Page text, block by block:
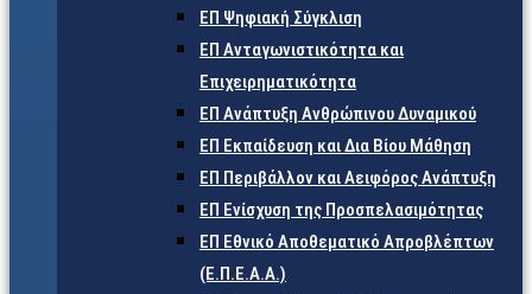
ΕΠ Ψηφιακή Σύγκλιση
ΕΠ Ανταγωνιστικότητα και
Επιχειρηματικότητα
ΕΠ Ανάπτυξη Ανθρώπινου Δυναμικού
ΕΠ Εκπαίδευση και Δια Βίου Μάθηση
ΕΠ Περιβάλλον και Αειφόρος Ανάπτυξη
ΕΠ Ενίσχυση της Προσπελασιμότητας
ΕΠ Εθνικό Αποθεματικό Απροβλέπτων
(Ε.Π.Ε.Α.Α.)